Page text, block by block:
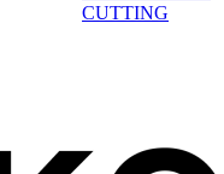
CUTTING